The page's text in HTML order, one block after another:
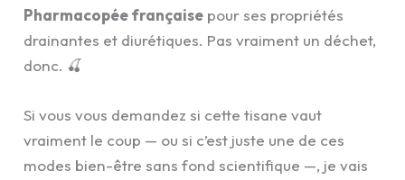
Pharmacopée française pour ses propriétés
drainantes et diurétiques. Pas vraiment un déchet,
donc. 🍒
Si vous vous demandez si cette tisane vaut
vraiment le coup — ou si c’est juste une de ces
modes bien-être sans fond scientifique —, je vais